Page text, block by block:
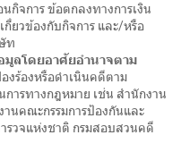
กิจการ ข้อตกลงทางการเงิน
กี่ยวข้องกับกิจการ และ/หรือ
ท
มูลโดยอาศัยอำนาจตาม
งร้องหรือดำเนินคดีตาม
ารทางกฎหมาย เช่น สำนักงาน
นคณะกรรมการป้องกันและ
รวจแห่งชาติ กรมสอบสวนคดี